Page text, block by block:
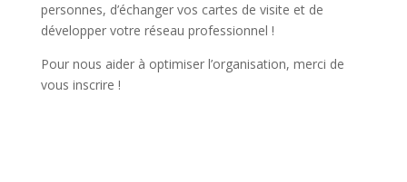
personnes, d’échanger vos cartes de visite et de
développer votre réseau professionnel !
Pour nous aider à optimiser l’organisation, merci de
vous inscrire !